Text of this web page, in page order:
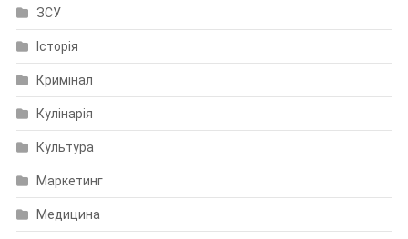
ЗСУ
Історія
Кримінал
Кулінарія
Культура
Маркетинг
Медицина